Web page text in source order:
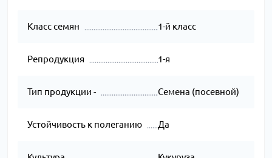
Класс семян 1-й класс
Репродукция 1-я
Тип продукции - Семена (посевной)
Устойчивость к полеганию Да